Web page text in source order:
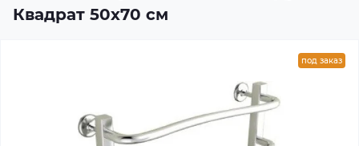
Квадрат 50x70 см
под заказ